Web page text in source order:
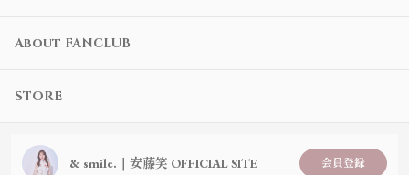
About FANCLUB
STORE
& smile.｜安藤笑 OFFICIAL SITE 会員登録